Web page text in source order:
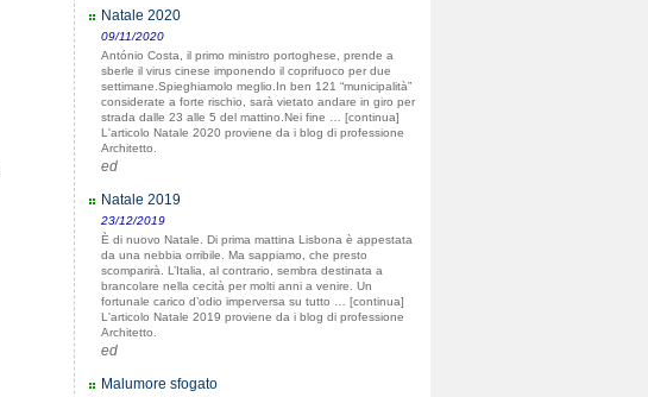
Natale 2020
09/11/2020
António Costa, il primo ministro portoghese, prende a
sberle il virus cinese imponendo il coprifuoco per due
settimane.Spieghiamolo meglio.In ben 121 “municipalità”
considerate a forte rischio, sarà vietato andare in giro per
strada dalle 23 alle 5 del mattino.Nei fine … [continua]
L'articolo Natale 2020 proviene da i blog di professione
Architetto.
ed
Natale 2019
23/12/2019
È di nuovo Natale. Di prima mattina Lisbona è appestata
da una nebbia orribile. Ma sappiamo, che presto
scomparirà. L’Italia, al contrario, sembra destinata a
brancolare nella cecità per molti anni a venire. Un
fortunale carico d’odio imperversa su tutto … [continua]
L'articolo Natale 2019 proviene da i blog di professione
Architetto.
ed
Malumore sfogato